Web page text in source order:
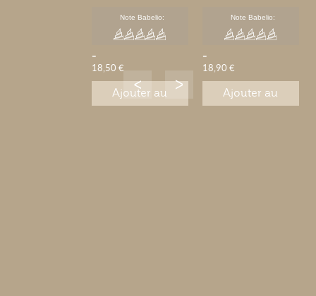
Note Babelio:
-
18,50 €
Ajouter au
Note Babelio:
-
18,90 €
Ajouter au